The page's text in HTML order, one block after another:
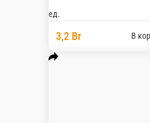
ед.
3,2 Br В